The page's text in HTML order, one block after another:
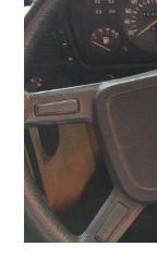
S